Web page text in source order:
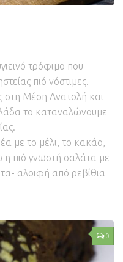
τρόφιμο που
πιό νόστιμες.
στη Μέση Ανατολή και
το καταναλώνουμε
με το μέλι, το κακάο,
η πιό γνωστή σαλάτα με
αλοιφή από ρεβίθια
0